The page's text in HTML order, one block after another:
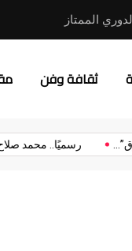
حسام حسن بعد
ثقافة وفن
“إعلام الشروق”...